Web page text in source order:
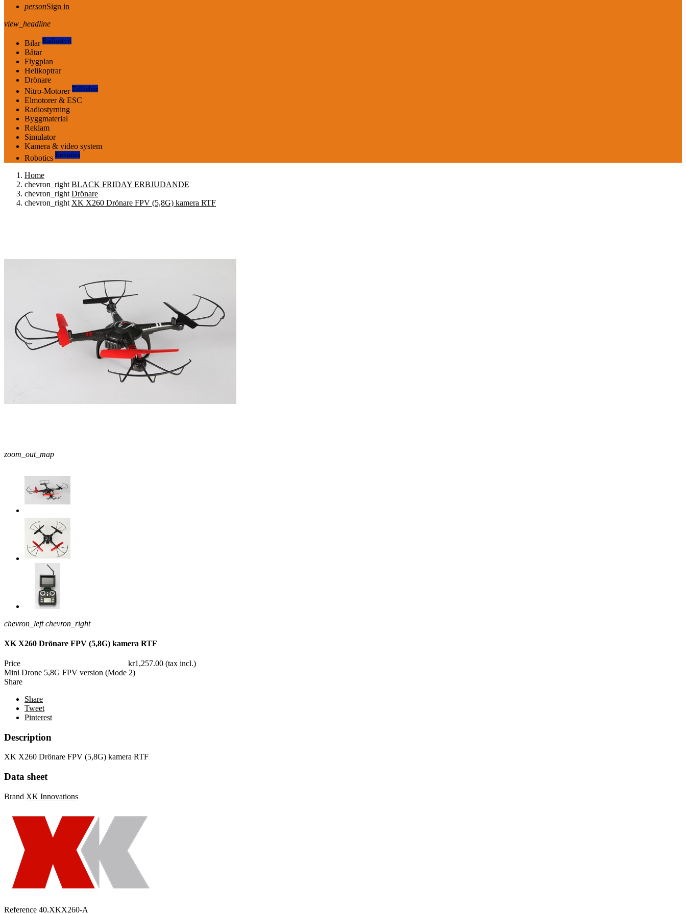
personSign in
view_headline
Bilar Radiostyrt
Båtar
Flygplan
Helikoptrar
Drönare
Nitro-Motorer Tillbehör
Elmotorer & ESC
Radiostyrning
Byggmaterial
Reklam
Simulator
Kamera & video system
Robotics Robotics
Home
chevron_right BLACK FRIDAY ERBJUDANDE
chevron_right Drönare
chevron_right XK X260 Drönare FPV (5,8G) kamera RTF
zoom_out_map
chevron_left chevron_right
XK X260 Drönare FPV (5,8G) kamera RTF
Price
kr1,257.00 (tax incl.)
Mini Drone 5,8G FPV version (Mode 2)
Share
Share
Tweet
Pinterest
Description
XK X260 Drönare FPV (5,8G) kamera RTF
Data sheet
Brand XK Innovations
Reference 40.XKX260-A